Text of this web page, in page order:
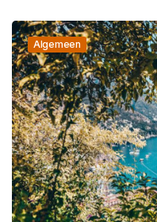
Algemeen